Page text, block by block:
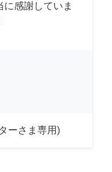
感謝していま
ーさま専用)